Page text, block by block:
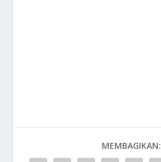
MEMBAGIKAN: